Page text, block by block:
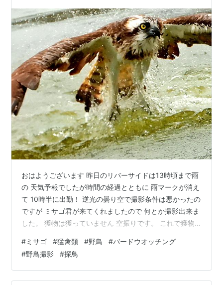
おはようございます 昨日のリバーサイドは13時頃まで雨
の 天気予報でしたが時間の経過とともに 雨マークが消え
て 10時半に出勤！ 逆光の曇り空で撮影条件は悪かったの
ですが ミサゴ君が来てくれましたので 何とか撮影出来ま
した。 獲物は獲っていません 空振りです。 これで獲物
鉄器マンのブログに お越し頂きありがとうございました
南部鉄器マン全力投球のブログ写真 如何でしたか？ 明日
も是非お越しくださいませ。 感謝。
★★★★★★★★★★★★ 2026年7月30日 木曜日 ブ
#ミサゴ #猛禽類 #野鳥 #バードウオッチング
#野鳥撮影 #探鳥